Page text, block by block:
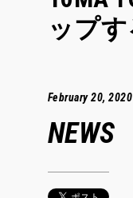
ップ
February 20, 2020
NEWS